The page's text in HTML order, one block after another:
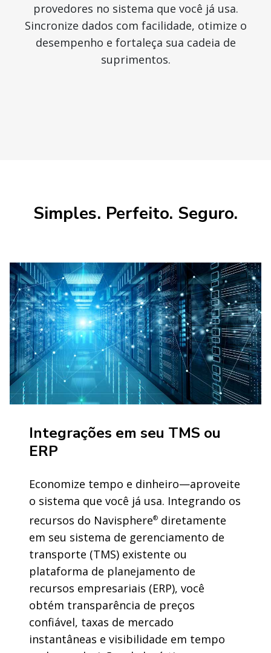
provedores no sistema que você já usa.
Sincronize dados com facilidade, otimize o
desempenho e fortaleça sua cadeia de
suprimentos.
Simples. Perfeito. Seguro.
Integrações em seu TMS ou
ERP
Economize tempo e dinheiro—aproveite
o sistema que você já usa. Integrando os
recursos do Navisphere® diretamente
em seu sistema de gerenciamento de
transporte (TMS) existente ou
plataforma de planejamento de
recursos empresariais (ERP), você
obtém transparência de preços
confiável, taxas de mercado
instantâneas e visibilidade em tempo